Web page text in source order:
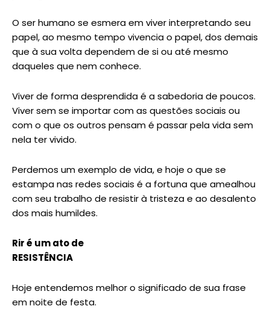
O ser humano se esmera em viver interpretando seu
papel, ao mesmo tempo vivencia o papel, dos demais
que à sua volta dependem de si ou até mesmo
daqueles que nem conhece.
Viver de forma desprendida é a sabedoria de poucos.
Viver sem se importar com as questões sociais ou
com o que os outros pensam é passar pela vida sem
nela ter vivido.
Perdemos um exemplo de vida, e hoje o que se
estampa nas redes sociais é a fortuna que amealhou
com seu trabalho de resistir à tristeza e ao desalento
dos mais humildes.
Rir é um ato de
RESISTÊNCIA
Hoje entendemos melhor o significado de sua frase
em noite de festa.